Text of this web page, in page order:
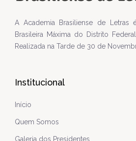
A Academia Brasiliense de Letras
Brasileira Máxima do Distrito
Realizada na Tarde de 30 de
Institucional
Início
Quem Somos
Galeria dos Presidentes